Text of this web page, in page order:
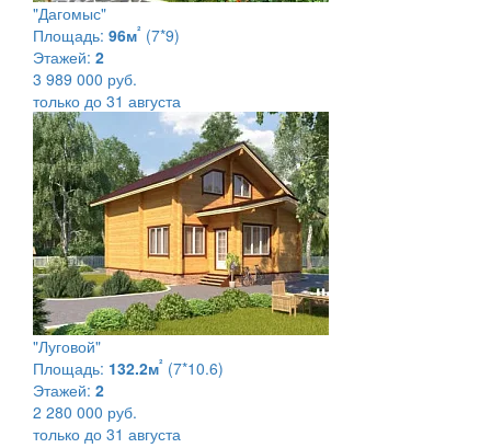
"Дагомыс"
Площадь: 96м² (7*9)
Этажей: 2
3 989 000 руб.
только до 31 августа
"Луговой"
Площадь: 132.2м² (7*10.6)
Этажей: 2
2 280 000 руб.
только до 31 августа